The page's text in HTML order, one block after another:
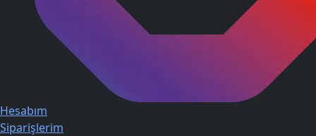
Hesabım
Siparişlerim